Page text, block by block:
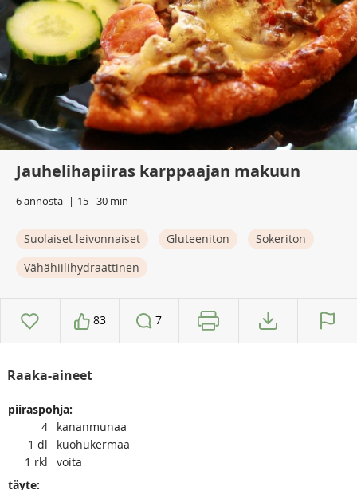
Jauhelihapiiras karppaajan makuun
6 annosta 15 - 30 min
Suolaiset leivonnaiset Gluteeniton
Sokeriton
Vähähiilihydraattinen
83 7
Raaka-aineet
piiraspohja:
4
kananmunaa
1 dl
kuohukermaa
1 rkl
voita
täyte: